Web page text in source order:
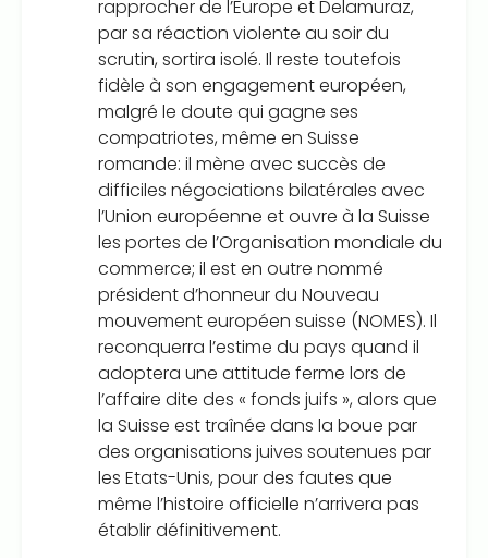
rapprocher de l’Europe et Delamuraz,
par sa réaction violente au soir du
scrutin, sortira isolé. Il reste toutefois
fidèle à son engagement européen,
malgré le doute qui gagne ses
compatriotes, même en Suisse
romande: il mène avec succès de
difficiles négociations bilatérales avec
l’Union européenne et ouvre à la Suisse
les portes de l’Organisation mondiale du
commerce; il est en outre nommé
président d’honneur du Nouveau
mouvement européen suisse (NOMES). Il
reconquerra l’estime du pays quand il
adoptera une attitude ferme lors de
l’affaire dite des « fonds juifs », alors que
la Suisse est traînée dans la boue par
des organisations juives soutenues par
les Etats-Unis, pour des fautes que
même l’histoire officielle n’arrivera pas
établir définitivement.